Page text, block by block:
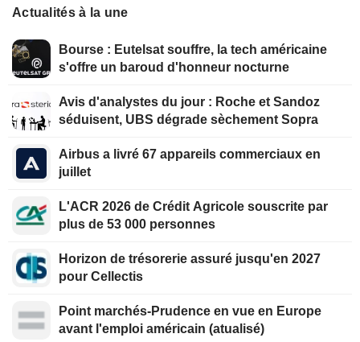
Actualités à la une
Bourse : Eutelsat souffre, la tech américaine
s'offre un baroud d'honneur nocturne
Avis d'analystes du jour : Roche et Sandoz
séduisent, UBS dégrade sèchement Sopra
Airbus a livré 67 appareils commerciaux en
juillet
L'ACR 2026 de Crédit Agricole souscrite par
plus de 53 000 personnes
Horizon de trésorerie assuré jusqu'en 2027
pour Cellectis
Point marchés-Prudence en vue en Europe
avant l'emploi américain (atualisé)